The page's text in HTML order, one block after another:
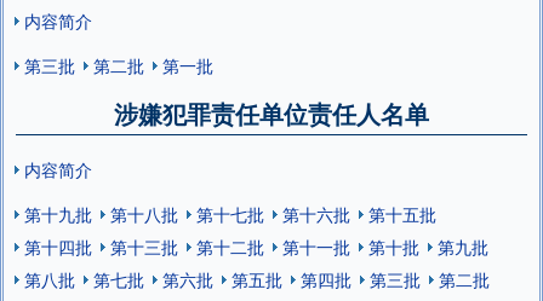
内容简介
第三批
第二批 第一批
涉嫌犯罪责任单位责任人名单
内容简介
第十九批
第十八批 第十七批 第十六批
第十五批
第十四批
第十三批 第十二批 第十一批 第十批
第九批
第八批
第七批 第六批 第五批 第四批 第三批
第二批